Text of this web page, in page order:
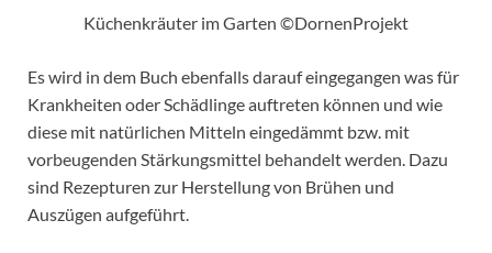
Küchenkräuter im Garten ©DornenProjekt
Es wird in dem Buch ebenfalls darauf eingegangen was für
Krankheiten oder Schädlinge auftreten können und wie
diese mit natürlichen Mitteln eingedämmt bzw. mit
vorbeugenden Stärkungsmittel behandelt werden. Dazu
sind Rezepturen zur Herstellung von Brühen und
Auszügen aufgeführt.